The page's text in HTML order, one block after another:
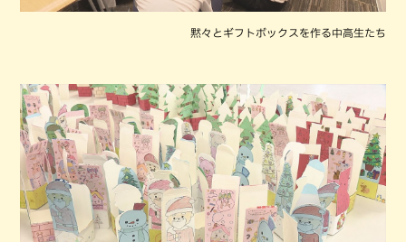
黙々とギフトボックスを作る中高生たち